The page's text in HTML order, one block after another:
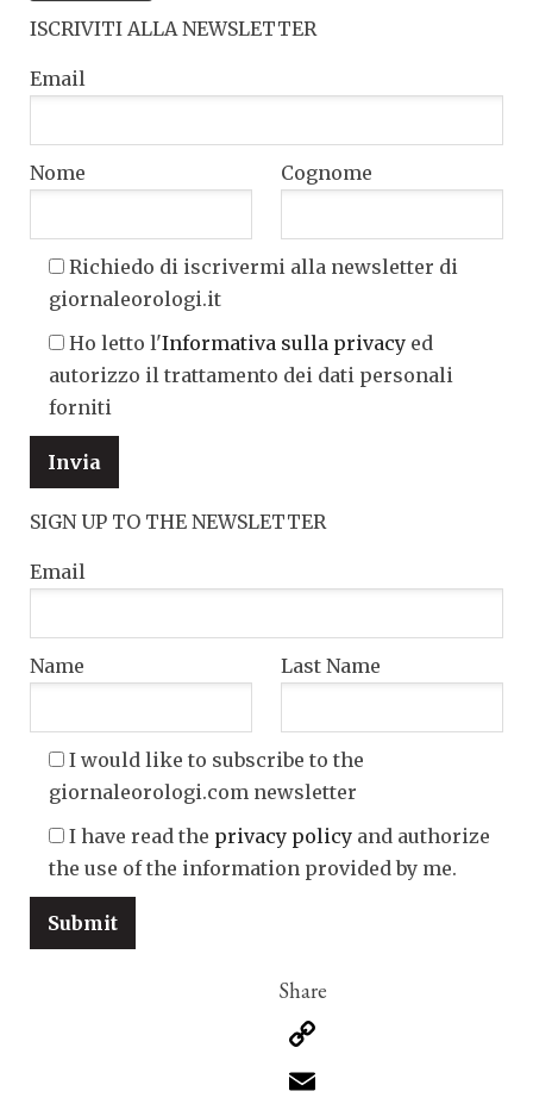
ISCRIVITI ALLA NEWSLETTER
Email
Nome Cognome
Richiedo di iscrivermi alla newsletter di
giornaleorologi.it
Ho letto l'Informativa sulla privacy ed
autorizzo il trattamento dei dati personali
forniti
SIGN UP TO THE NEWSLETTER
Email
Name Last Name
I would like to subscribe to the
giornaleorologi.com newsletter
I have read the privacy policy and authorize
the use of the information provided by me.